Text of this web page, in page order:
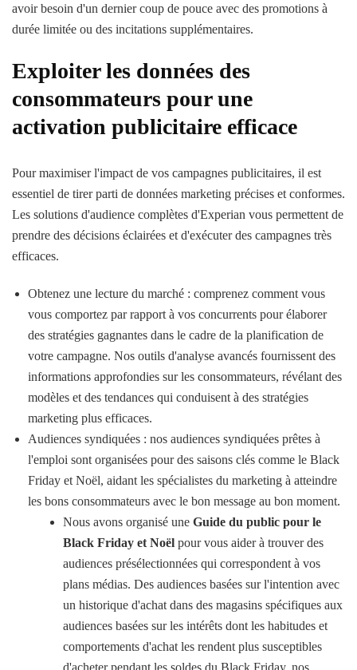
avoir besoin d'un dernier coup de pouce avec des promotions à
durée limitée ou des incitations supplémentaires.
Exploiter les données des
consommateurs pour une
activation publicitaire efficace
Pour maximiser l'impact de vos campagnes publicitaires, il est
essentiel de tirer parti de données marketing précises et conformes.
Les solutions d'audience complètes d'Experian vous permettent de
prendre des décisions éclairées et d'exécuter des campagnes très
efficaces.
Obtenez une lecture du marché : comprenez comment vous
vous comportez par rapport à vos concurrents pour élaborer
des stratégies gagnantes dans le cadre de la planification de
votre campagne. Nos outils d'analyse avancés fournissent des
informations approfondies sur les consommateurs, révélant des
modèles et des tendances qui conduisent à des stratégies
marketing plus efficaces.
Audiences syndiquées : nos audiences syndiquées prêtes à
l'emploi sont organisées pour des saisons clés comme le Black
Friday et Noël, aidant les spécialistes du marketing à atteindre
les bons consommateurs avec le bon message au bon moment.
Nous avons organisé une Guide du public pour le
Black Friday et Noël pour vous aider à trouver des
audiences présélectionnées qui correspondent à vos
plans médias. Des audiences basées sur l'intention avec
un historique d'achat dans des magasins spécifiques aux
audiences basées sur les intérêts dont les habitudes et
comportements d'achat les rendent plus susceptibles